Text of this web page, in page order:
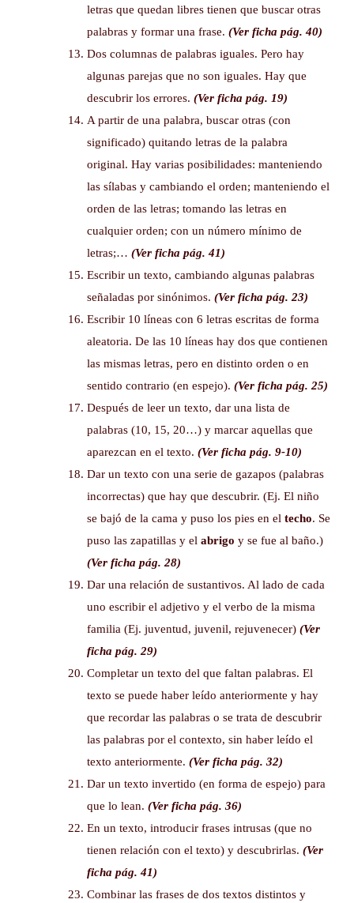
letras que quedan libres tienen que buscar otras
palabras y formar una frase. (Ver ficha pág. 40)
Dos columnas de palabras iguales. Pero hay
algunas parejas que no son iguales. Hay que
descubrir los errores. (Ver ficha pág. 19)
A partir de una palabra, buscar otras (con
significado) quitando letras de la palabra
original. Hay varias posibilidades: manteniendo
las sílabas y cambiando el orden; manteniendo el
orden de las letras; tomando las letras en
cualquier orden; con un número mínimo de
letras;… (Ver ficha pág. 41)
Escribir un texto, cambiando algunas palabras
señaladas por sinónimos. (Ver ficha pág. 23)
Escribir 10 líneas con 6 letras escritas de forma
aleatoria. De las 10 líneas hay dos que contienen
las mismas letras, pero en distinto orden o en
sentido contrario (en espejo). (Ver ficha pág. 25)
Después de leer un texto, dar una lista de
palabras (10, 15, 20…) y marcar aquellas que
aparezcan en el texto. (Ver ficha pág. 9-10)
Dar un texto con una serie de gazapos (palabras
incorrectas) que hay que descubrir. (Ej. El niño
se bajó de la cama y puso los pies en el techo. Se
puso las zapatillas y el abrigo y se fue al baño.)
(Ver ficha pág. 28)
Dar una relación de sustantivos. Al lado de cada
uno escribir el adjetivo y el verbo de la misma
familia (Ej. juventud, juvenil, rejuvenecer)(Ver
ficha pág. 29)
Completar un texto del que faltan palabras. El
texto se puede haber leído anteriormente y hay
que recordar las palabras o se trata de descubrir
las palabras por el contexto, sin haber leído el
texto anteriormente. (Ver ficha pág. 32)
Dar un texto invertido (en forma de espejo) para
que lo lean. (Ver ficha pág. 36)
En un texto, introducir frases intrusas (que no
tienen relación con el texto) y descubrirlas. (Ver
ficha pág. 41)
Combinar las frases de dos textos distintos y